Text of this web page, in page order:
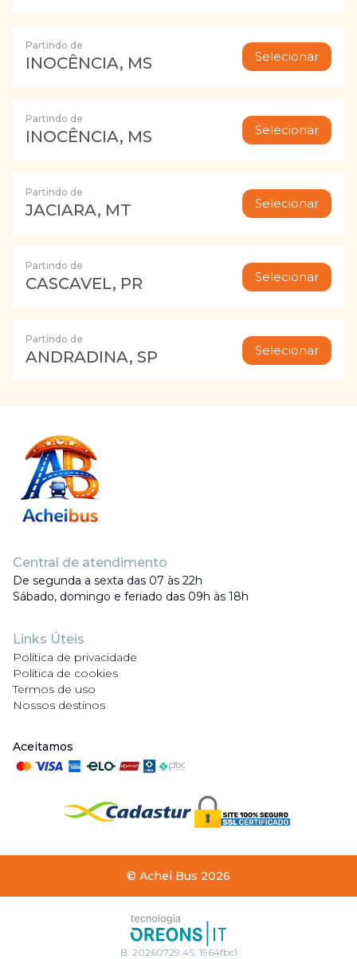
Partindo de
INOCÊNCIA, MS Selecionar
Partindo de
INOCÊNCIA, MS Selecionar
Partindo de
JACIARA, MT Selecionar
Partindo de
CASCAVEL, PR Selecionar
Partindo de
ANDRADINA, SP Selecionar
Central de atendimento
De segunda a sexta das 07 às 22h
Sábado, domingo e feriado das 09h às 18h
Links Úteis
Política de privacidade
Política de cookies
Termos de uso
Nossos destinos
Aceitamos
© Achei Bus 2026
B: 20260729.4S: 1964fbc1